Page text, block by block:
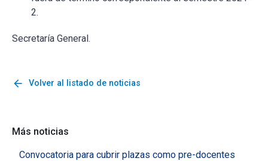
2.
Secretaría General.
arrow_back Volver al listado de noticias
Más noticias
Convocatoria para cubrir plazas como pre-docentes